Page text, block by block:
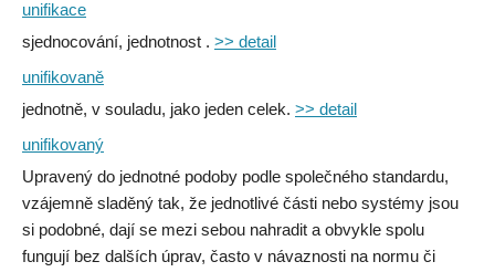
unifikace
sjednocování, jednotnost . >> detail
unifikovaně
jednotně, v souladu, jako jeden celek. >> detail
unifikovaný
Upravený do jednotné podoby podle společného standardu,
vzájemně sladěný tak, že jednotlivé části nebo systémy jsou
si podobné, dají se mezi sebou nahradit a obvykle spolu
fungují bez dalších úprav, často v návaznosti na normu či